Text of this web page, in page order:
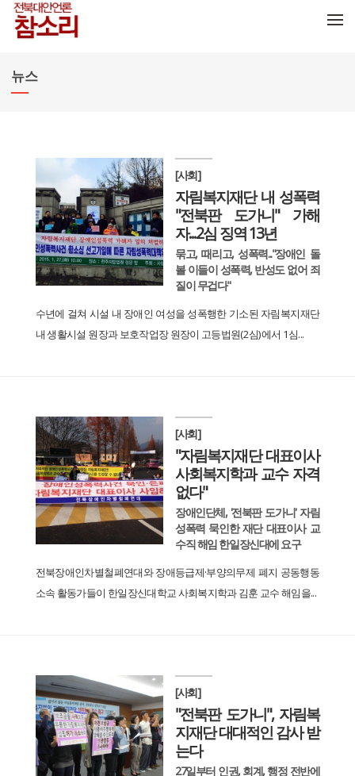
뉴스
[사회]
자림복지재단 내 성폭력
"전북판 도가니" 가해
자...2심 징역 13년
묶고, 때리고, 성폭력..."장애인 돌
볼 이들이 성폭력, 반성도 없어 죄
질이 무겁다"
수년에 걸쳐 시설 내 장애인 여성을 성폭행한 기소된 자림복지재단
내 생활시설 원장과 보호작업장 원장이 고등법원(2심)에서 1심...
[사회]
"자림복지재단 대표이사
사회복지학과 교수 자격
없다"
장애인단체, '전북판 도가니' 자림
성폭력 묵인한 재단 대표이사 교
수직 해임 한일장신대에 요구
전북장애인차별철폐연대와 장애등급제·부양의무제 폐지 공동행동
소속 활동가들이 한일장신대학교 사회복지학과 김훈 교수 해임을...
[사회]
"전북판 도가니", 자림복
지재단 대대적인 감사 받
는다
27일부터 인권, 회계, 행정 전반에